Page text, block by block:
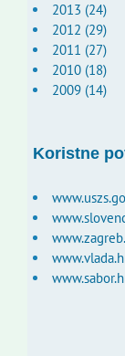
2013 (24)
2012 (29)
2011 (27)
2010 (18)
2009 (14)
Koristne